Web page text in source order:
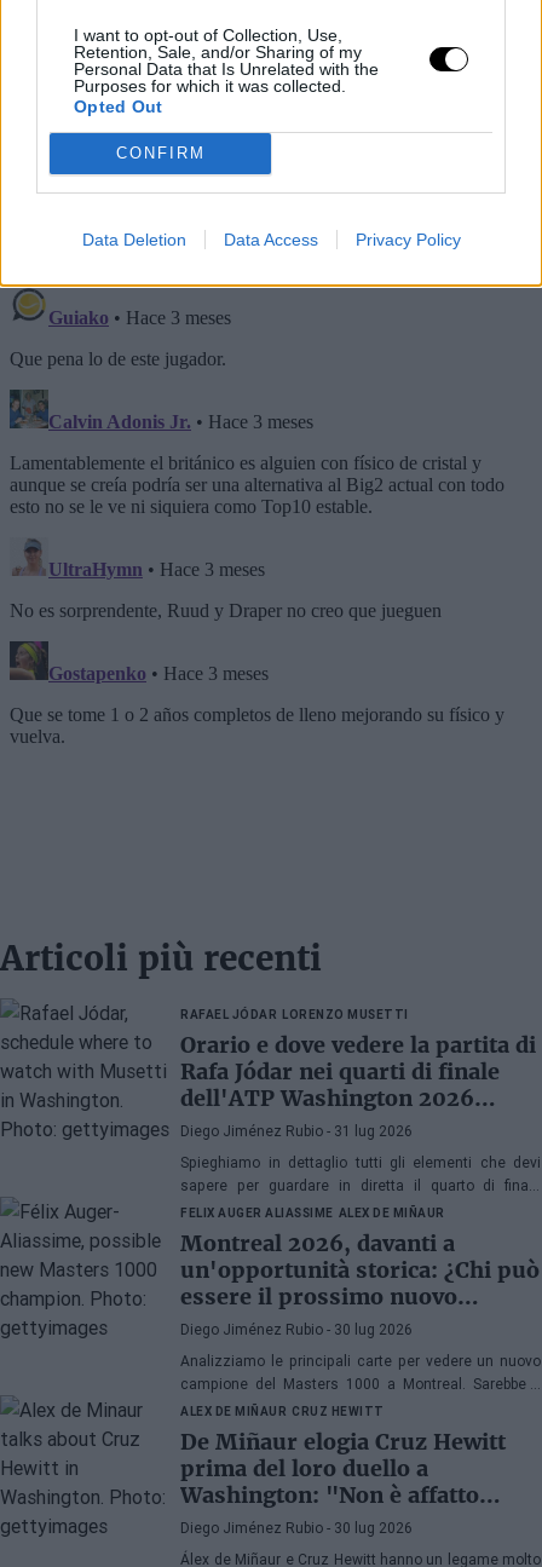
I want to opt-out of Collection, Use,
Retention, Sale, and/or Sharing of my
Personal Data that Is Unrelated with the
Purposes for which it was collected.
Opted Out
CONFIRM
Data Deletion Data Access Privacy Policy
Articoli più recenti
RAFAEL JÓDAR LORENZO MUSETTI
Orario e dove vedere la partita di
Rafa Jódar nei quarti di finale
dell'ATP Washington 2026
contro Musetti
Diego Jiménez Rubio - 31 lug 2026
Spieghiamo in dettaglio tutti gli elementi che devi
sapere per guardare in diretta il quarto di finale
dell'ATP 500 a Washington 2026 tra Rafa Jódar e
Lorenzo Musetti.
FELIX AUGER ALIASSIME ALEX DE MIÑAUR
Montreal 2026, davanti a
un'opportunità storica: ¿Chi può
essere il prossimo nuovo
campione di Masters 1000?
Diego Jiménez Rubio - 30 lug 2026
Analizziamo le principali carte per vedere un nuovo
campione del Masters 1000 a Montreal. Sarebbe il
quinto anno consecutivo con un vincitore esordiente
in Canada.
ALEX DE MIÑAUR CRUZ HEWITT
De Miñaur elogia Cruz Hewitt
prima del loro duello a
Washington: "Non è affatto
facile dedicarsi al tennis essendo
figlio di un ex numero 1 del
Diego Jiménez Rubio - 30 lug 2026
Álex de Miñaur e Cruz Hewitt hanno un legame molto